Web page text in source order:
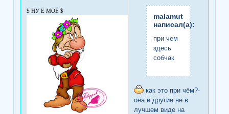
$ НУ Ё МОЁ $
malamut
написал(а):
при чем
здесь
собчак
как это при чём?-
она и другие не в
лучшем виде на